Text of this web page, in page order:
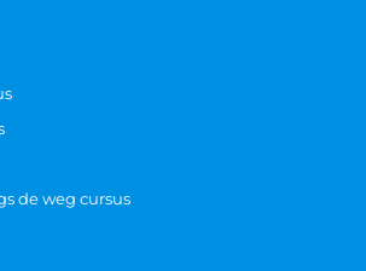
de weg cursus